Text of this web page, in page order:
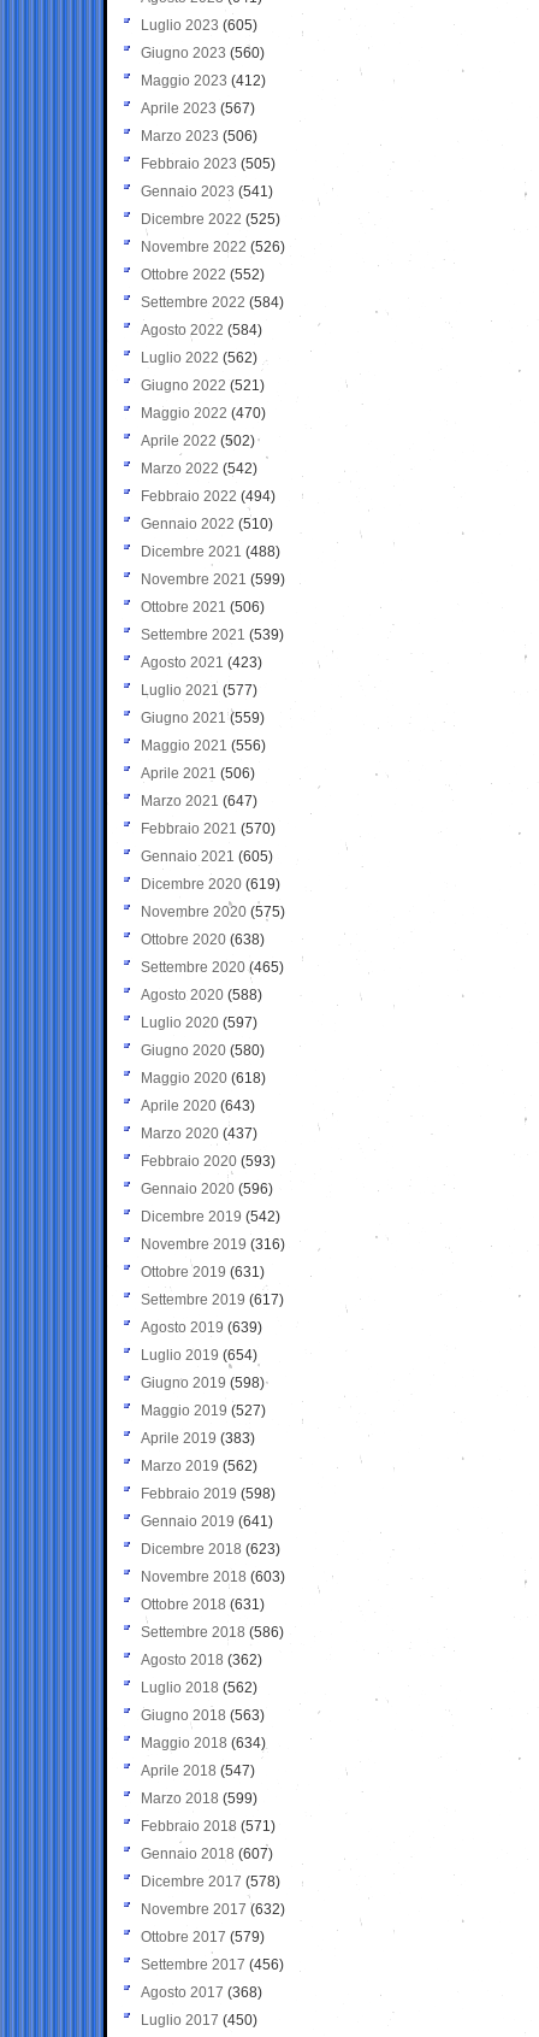
Luglio 2023 (605)
Giugno 2023 (560)
Maggio 2023 (412)
Aprile 2023 (567)
Marzo 2023 (506)
Febbraio 2023 (505)
Gennaio 2023 (541)
Dicembre 2022 (525)
Novembre 2022 (526)
Ottobre 2022 (552)
Settembre 2022 (584)
Agosto 2022 (584)
Luglio 2022 (562)
Giugno 2022 (521)
Maggio 2022 (470)
Aprile 2022 (502)
Marzo 2022 (542)
Febbraio 2022 (494)
Gennaio 2022 (510)
Dicembre 2021 (488)
Novembre 2021 (599)
Ottobre 2021 (506)
Settembre 2021 (539)
Agosto 2021 (423)
Luglio 2021 (577)
Giugno 2021(559)
Maggio 2021 (556)
Aprile 2021 (506)
Marzo 2021 (647)
Febbraio 2021 (570)
Gennaio 2021 (605)
Dicembre 2020 (619)
Novembre 2020 (575)
Ottobre 2020 (638)
Settembre 2020(465)
Agosto 2020 (588)
Luglio 2020 (597)
Giugno 2020 (580)
Maggio 2020 (618)
Aprile 2020 (643)
Marzo 2020 (437)
Febbraio 2020 (593)
Gennaio 2020 (596)
Dicembre 2019 (542)
Novembre 2019 (316)
Ottobre 2019 (631)
Settembre 2019 (617)
Agosto 2019 (639)
Luglio 2019 (654)
Giugno 2019 (598)
Maggio 2019 (527)
Aprile 2019 (383)
Marzo 2019 (562)
Febbraio 2019 (598)
Gennaio 2019 (641)
Dicembre 2018 (623)
Novembre 2018 (603)
Ottobre 2018 (631)
Settembre 2018 (586)
Agosto 2018 (362)
Luglio 2018 (562)
Giugno 2018 (563)
Maggio 2018 (634)
Aprile 2018 (547)
Marzo 2018 (599)
Febbraio 2018 (571)
Gennaio 2018 (607)
Dicembre 2017 (578)
Novembre 2017 (632)
Ottobre 2017 (579)
Settembre 2017 (456)
Agosto 2017 (368)
Luglio 2017 (450)